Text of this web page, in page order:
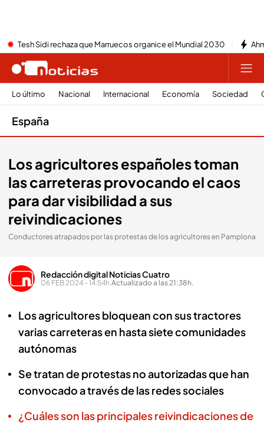
Tesh Sidi rechaza que Marruecos organice el Mundial 2030
Lo último Nacional Internacional Economía Sociedad
España
Los agricultores españoles toman
las carreteras provocando el caos
para dar visibilidad a sus
reivindicaciones
Conductores atrapados por las protestas de los agricultores en Pamplona
Redacción digital Noticias Cuatro
06 FEB 2024 - 14:54h. Actualizado a las 21:38h.
Los agricultores bloquean con sus tractores
varias carreteras en hasta siete comunidades
autónomas
Se tratan de protestas no autorizadas que han
convocado a través de las redes sociales
¿Cuáles son las principales reivindicaciones de